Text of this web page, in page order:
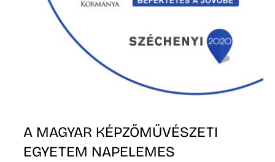
A MAGYAR KÉPZŐMŰVÉSZETI
EGYETEM NAPELEMES